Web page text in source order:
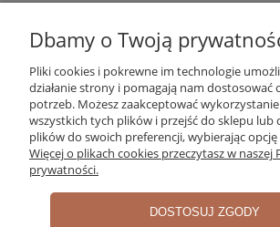
INFORMACJE
MOJE KONTO
PŁATNOŚCI I
O NAS
Dbamy o Twoją
Pliki cookies i pokrewne im technologie
działanie strony i pomagają nam dostosować
potrzeb. Możesz zaakceptować
wszystkich tych plików i przejść do sklepu lub
plików do swoich preferencji, wybierając
Więcej o plikach cookies przeczytasz w naszej
prywatności.
DOSTOSUJ ZGODY